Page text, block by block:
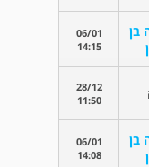
בן
06/01
14:15
28/12
11:50
בן
06/01
14:08